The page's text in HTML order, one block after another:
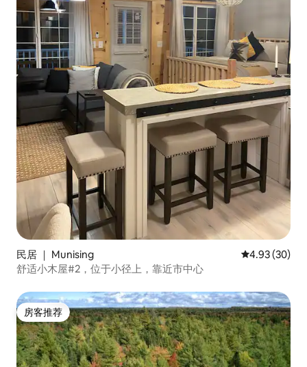
民居 ｜ Munising 平均评分
4.93 (30)
舒适小木屋#2，位于小径上，靠近市中心
房客推荐
房客推荐